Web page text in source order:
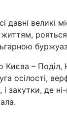
великі
– Поділ,
осілості,
і закутки, де